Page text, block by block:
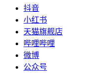
抖音
小红书
天猫旗舰店
哔哩哔哩
微博
公众号